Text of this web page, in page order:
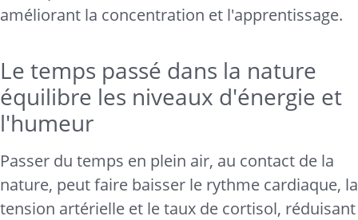
améliorant la concentration et l'apprentissage.
Le temps passé dans la nature
équilibre les niveaux d'énergie et
l'humeur
Passer du temps en plein air, au contact de la
nature, peut faire baisser le rythme cardiaque, la
tension artérielle et le taux de cortisol, réduisant